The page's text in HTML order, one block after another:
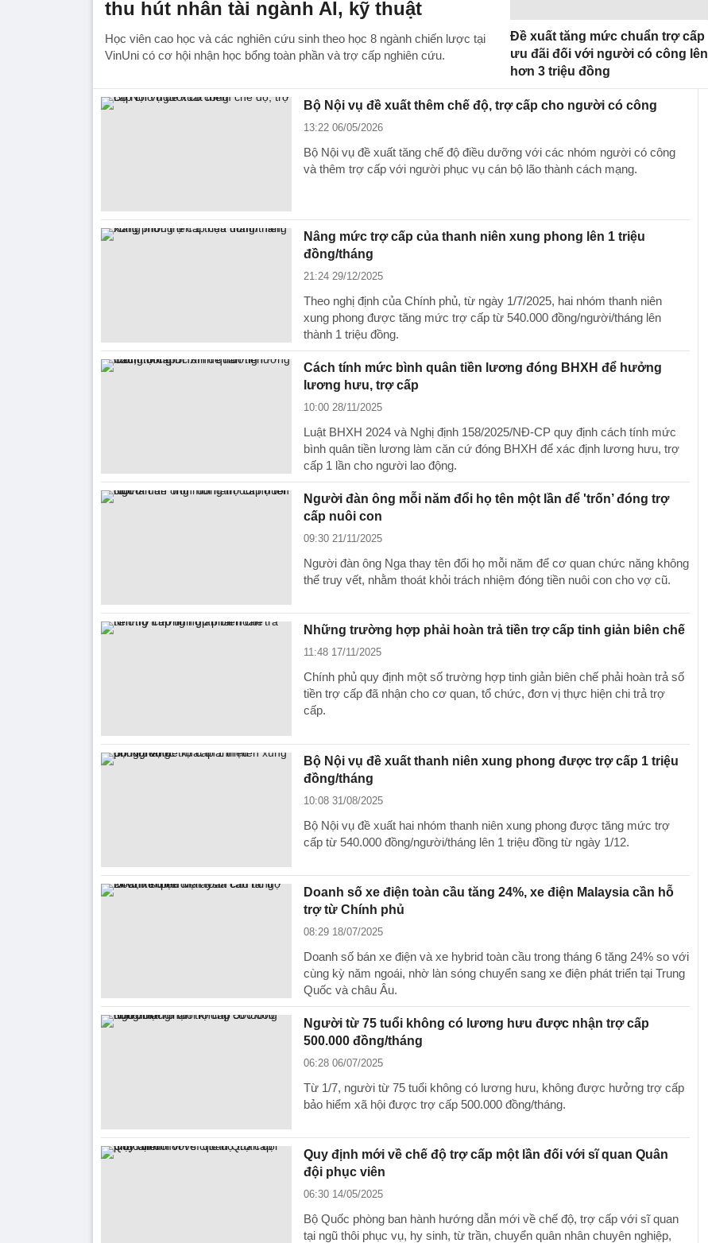
thu hút nhân tài ngành AI, kỹ thuật
Học viên cao học và các nghiên cứu sinh theo học 8 ngành chiến lược tại
VinUni có cơ hội nhận học bổng toàn phần và trợ cấp nghiên cứu.
Đề xuất tăng mức chuẩn trợ cấp
ưu đãi đối với người có công lên
hơn 3 triệu đồng
Bộ Nội vụ đề xuất thêm chế độ, trợ cấp cho người có công
13:22 06/05/2026
Bộ Nội vụ đề xuất tăng chế độ điều dưỡng với các nhóm người có công
và thêm trợ cấp với người phục vụ cán bộ lão thành cách mạng.
Nâng mức trợ cấp của thanh niên xung phong lên 1 triệu
đồng/tháng
21:24 29/12/2025
Theo nghị định của Chính phủ, từ ngày 1/7/2025, hai nhóm thanh niên
xung phong được tăng mức trợ cấp từ 540.000 đồng/người/tháng lên
thành 1 triệu đồng.
Cách tính mức bình quân tiền lương đóng BHXH để hưởng
lương hưu, trợ cấp
10:00 28/11/2025
Luật BHXH 2024 và Nghị định 158/2025/NĐ-CP quy định cách tính mức
bình quân tiền lương làm căn cứ đóng BHXH để xác định lương hưu, trợ
cấp 1 lần cho người lao động.
Người đàn ông mỗi năm đổi họ tên một lần để 'trốn’ đóng trợ
cấp nuôi con
09:30 21/11/2025
Người đàn ông Nga thay tên đổi họ mỗi năm để cơ quan chức năng không
thể truy vết, nhằm thoát khỏi trách nhiệm đóng tiền nuôi con cho vợ cũ.
Những trường hợp phải hoàn trả tiền trợ cấp tinh giản biên chế
11:48 17/11/2025
Chính phủ quy định một số trường hợp tinh giản biên chế phải hoàn trả số
tiền trợ cấp đã nhận cho cơ quan, tổ chức, đơn vị thực hiện chi trả trợ
cấp.
Bộ Nội vụ đề xuất thanh niên xung phong được trợ cấp 1 triệu
đồng/tháng
10:08 31/08/2025
Bộ Nội vụ đề xuất hai nhóm thanh niên xung phong được tăng mức trợ
cấp từ 540.000 đồng/người/tháng lên 1 triệu đồng từ ngày 1/12.
Doanh số xe điện toàn cầu tăng 24%, xe điện Malaysia cần hỗ
trợ từ Chính phủ
08:29 18/07/2025
Doanh số bán xe điện và xe hybrid toàn cầu trong tháng 6 tăng 24% so với
cùng kỳ năm ngoái, nhờ làn sóng chuyển sang xe điện phát triển tại Trung
Quốc và châu Âu.
Người từ 75 tuổi không có lương hưu được nhận trợ cấp
500.000 đồng/tháng
06:28 06/07/2025
Từ 1/7, người từ 75 tuổi không có lương hưu, không được hưởng trợ cấp
bảo hiểm xã hội được trợ cấp 500.000 đồng/tháng.
Quy định mới về chế độ trợ cấp một lần đối với sĩ quan Quân
đội phục viên
06:30 14/05/2025
Bộ Quốc phòng ban hành hướng dẫn mới về chế độ, trợ cấp với sĩ quan
tại ngũ thôi phục vụ, hy sinh, từ trần, chuyển quân nhân chuyên nghiệp,